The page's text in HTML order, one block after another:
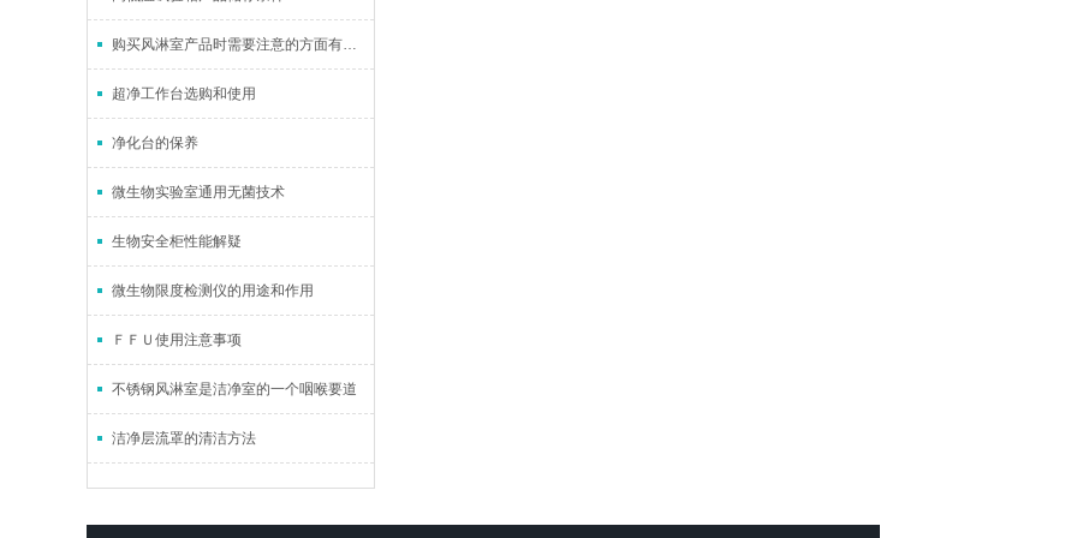
购买风淋室产品时需要注意的方面有哪些
超净工作台选购和使用
净化台的保养
微生物实验室通用无菌技术
生物安全柜性能解疑
微生物限度检测仪的用途和作用
ＦＦＵ使用注意事项
不锈钢风淋室是洁净室的一个咽喉要道
洁净层流罩的清洁方法